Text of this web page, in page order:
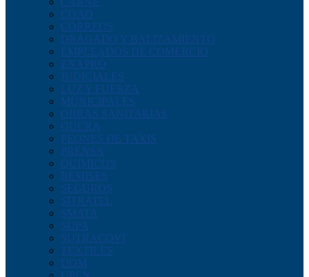
COAD
CORREOS
DRAGADO Y BALIZAMIENTO
EMPLEADOS DE COMERCIO
ENAPRO
JUDICIALES
LUZ Y FUERZA
MUNICIPALES
OBRAS SANITARIAS
OUCRA
PEONES DE TAXIS
PRENSA
QUIMICOS
REMISES
SEGUROS
SITRATEL
SMATA
SUPA
SUTRACOVI
TEXTILES
UOM